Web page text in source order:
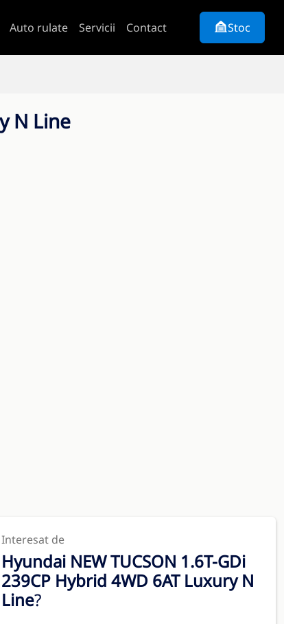
Auto rulate Servicii Contact Stoc
N Line
Interesat de
Hyundai NEW TUCSON 1.6T-GDi
239CP Hybrid 4WD 6AT Luxury N
Line?